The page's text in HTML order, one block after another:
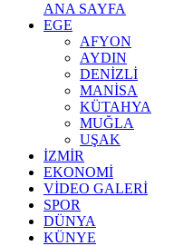
ANA SAYFA
EGE
AFYON
AYDIN
DENİZLİ
MANİSA
KÜTAHYA
MUĞLA
UŞAK
İZMİR
EKONOMİ
VİDEO GALERİ
SPOR
DÜNYA
KÜNYE